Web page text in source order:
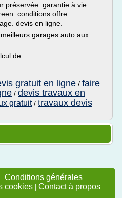
préservée. garantie à vie
conditions offre
devis en ligne.
garages auto aux
de...
gratuit en ligne / faire
/ devis travaux en
gratuit/ travaux devis
| Conditions générales
cookies | Contact à propos